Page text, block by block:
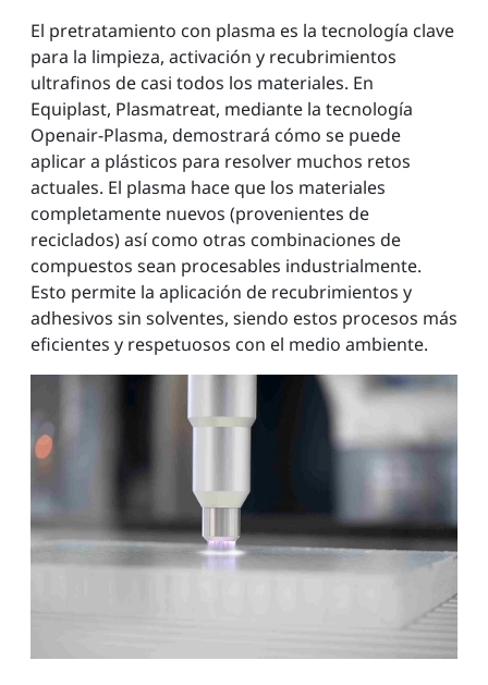
El pretratamiento con plasma es la tecnología clave
para la limpieza, activación y recubrimientos
ultrafinos de casi todos los materiales. En
Equiplast, Plasmatreat, mediante la tecnología
Openair-Plasma, demostrará cómo se puede
aplicar a plásticos para resolver muchos retos
actuales. El plasma hace que los materiales
completamente nuevos (provenientes de
reciclados) así como otras combinaciones de
compuestos sean procesables industrialmente.
Esto permite la aplicación de recubrimientos y
adhesivos sin solventes, siendo estos procesos más
eficientes y respetuosos con el medio ambiente.